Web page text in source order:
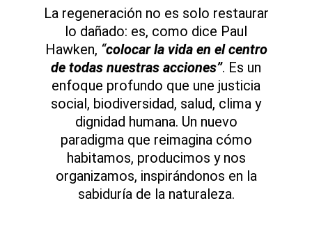
La regeneración no es solo restaurar
lo dañado: es, como dice Paul
Hawken, “colocar la vida en el centro
de todas nuestras acciones”. Es un
enfoque profundo que une justicia
social, biodiversidad, salud, clima y
dignidad humana. Un nuevo
paradigma que reimagina cómo
habitamos, producimos y nos
organizamos, inspirándonos en la
sabiduría de la naturaleza.